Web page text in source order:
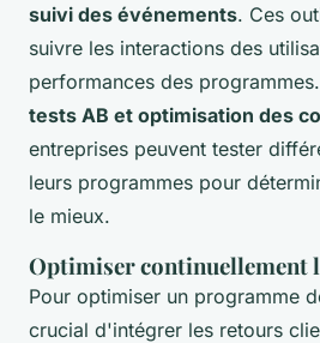
suivi des événements. Ces
suivre les interactions des
performances des
tests AB et optimisation des
entreprises peuvent tester
leurs programmes pour
le mieux.
Optimiser continuellement
Pour optimiser un programme
crucial d'intégrer les retours